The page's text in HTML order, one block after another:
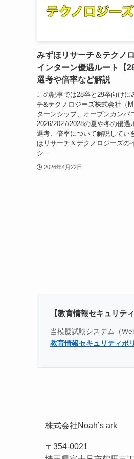
みずほリサーチ＆テクノ
インターン優遇ルート【
選考や倍率など解説
この記事では28卒と29卒向けに
チ&テクノロジーズ株式会社（
ターンシップ、オープンカンパ
2026/2027/2028の夏や冬の優遇
選考、倍率について解説してい
ほリサーチ＆テクノロジーズの
シ...
2026年4月22日
【教育情報セキュリテ
当模擬試験システム（
教育情報セキュリティポ
株式会社Noah’s ark
〒354-0021